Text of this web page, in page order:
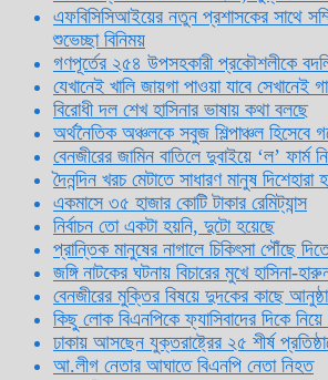
এফবিসিসিআইয়ের নতুন প্রশাসকের সাথে
শুভেচ্ছা বিনিময়
গণপূর্তের ২৫৪ উপসহকারী প্রকৌশলীকে
যেখানেই খালি জায়গা পাওয়া যাবে সেখানেই
বিরোধী দল শেখ হাসিনার ভাষায় কথা বলছে
অর্থনৈতিক অঞ্চলকে সবুজ শিল্পাঞ্চল হিসেবে
বেনজীরের জামিন বাতিলে দুবাইয়ে ‌‘ল’ ফার্ম
দৈনন্দিন খরচ মেটাতে সাধারণ মানুষ
একমাসে ৩৫ হাজার কোটি টাকার রেমিট্যান্স
নির্বাচন তো একটা হয়নি, দুটো হয়েছে
প্রান্তিক মানুষের নাগালে চিকিৎসা পৌঁছে
জঙ্গি নাটকের ঘটনায় বিচারের মুখে হাসিনা-
বেনজীরের মুক্তির বিষয়ে দুদকের কাছে
কিছু লোক বিএনপিকে ফ্যাসিবাদের দিকে নিয়ে
ঢাকায় আসছেন যুক্তরাষ্ট্রের ২৫ শীর্ষ
আ.লীগ নেতার আঘাতে বিএনপি নেতা নিহত